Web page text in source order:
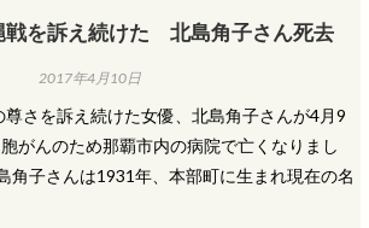
戦を訴え続けた 北島角子さん死去
2017年4月10日
さを訴え続けた女優、北島角子さんが4月9
がんのため那覇市内の病院で亡くなりまし
角子さんは1931年、本部町に生まれ現在の名